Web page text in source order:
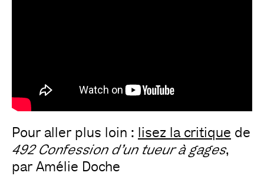
Pour aller plus loin : lisez la critique de
492 Confession d’un tueur à gages,
par Amélie Doche